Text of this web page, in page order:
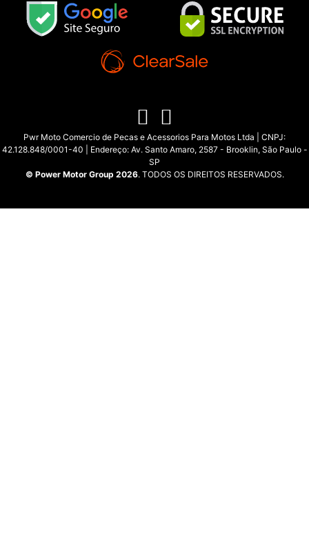
Pwr Moto Comercio de Pecas e Acessorios Para Motos Ltda | CNPJ:
42.128.848/0001-40 | Endereço: Av. Santo Amaro, 2587 - Brooklin, São Paulo -
SP
© Power Motor Group 2026. TODOS OS DIREITOS RESERVADOS.